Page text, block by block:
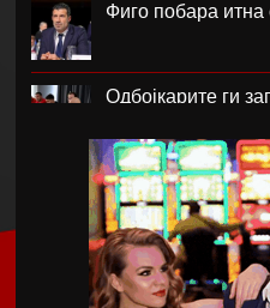
Фиго побара
Одбојкарите ги
РБ Лајпциг го
Блатер лобира за
ФИФА